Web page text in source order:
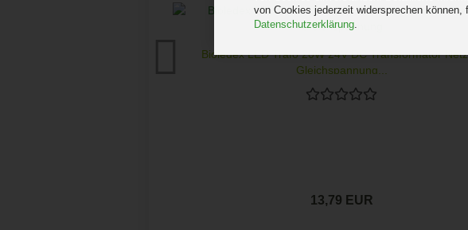
von Cookies jederzeit widersprechen können,
Datenschutzerklärung.
Bioledex LED Trafo 20W 24V DC Transformator
Gleichspannung...
13,79 EUR